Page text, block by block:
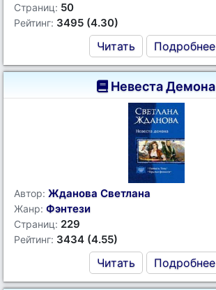
Страниц: 50
Рейтинг: 3495 (4.30)
Читать Подробнее
Невеста Демона
Автор: Жданова Светлана
Жанр: Фэнтези
Страниц: 229
Рейтинг: 3434 (4.55)
Читать Подробнее